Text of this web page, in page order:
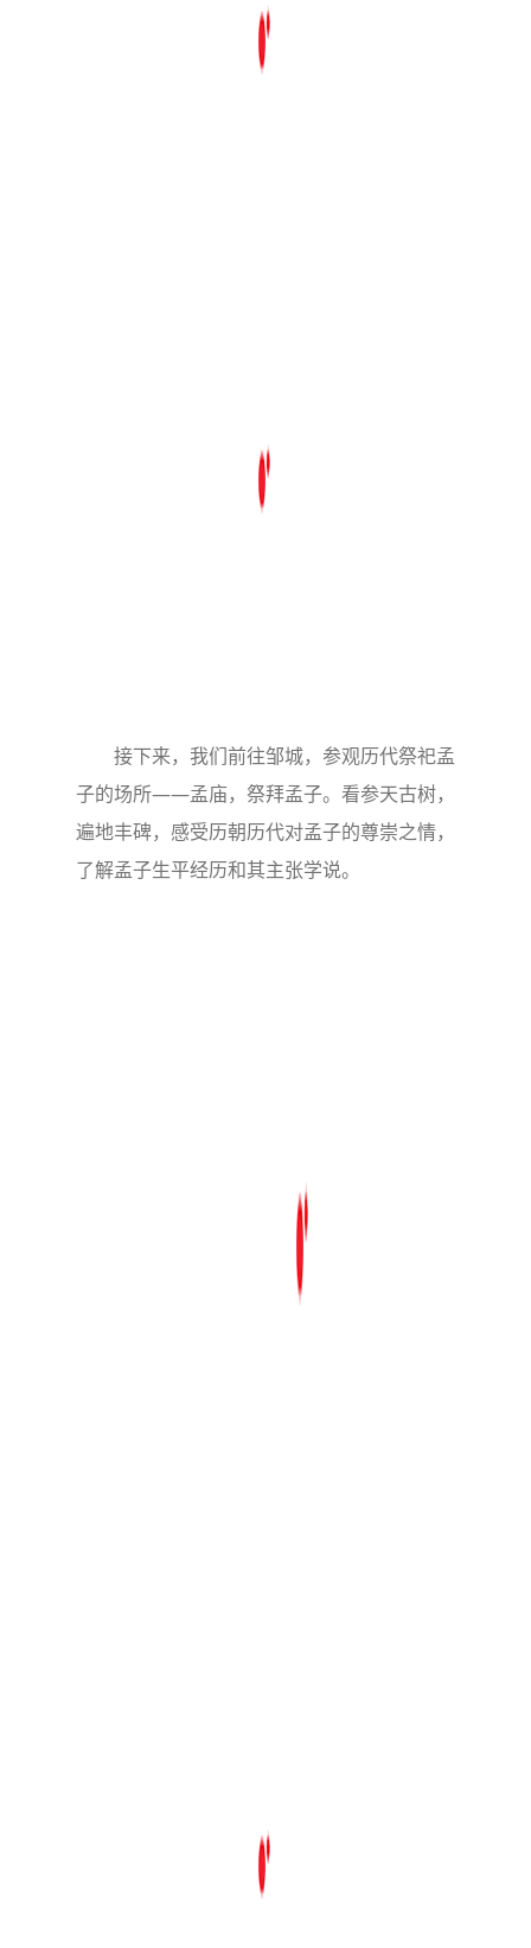
接下来，我们前往邹城，参观历代祭祀孟
子的场所——孟庙，祭拜孟子。看参天古树，
遍地丰碑，感受历朝历代对孟子的尊崇之情，
了解孟子生平经历和其主张学说。